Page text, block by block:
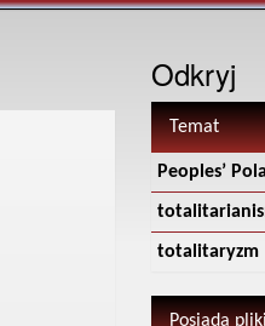
Odkryj
Temat
Peoples’
totalitaryzm
Posiada